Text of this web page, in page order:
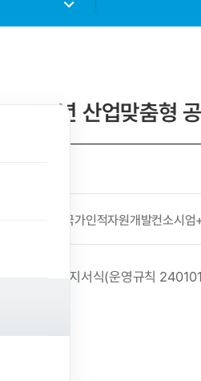
2024년 산업맞춤형
2024년+국가인적자원개발컨소시
련센터 별지서식(운영규칙